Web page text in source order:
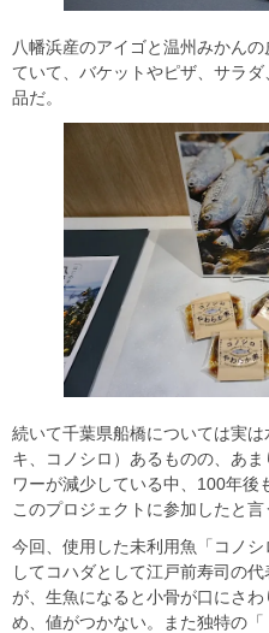
八幡浜産のアイゴと温州みかん
ていて、バケットやピザ、サラ
品だ。
続いて千葉県船橋については実
キ、コノシロ）あるものの、あ
ワーが減少している中、100年後
このプロジェクトに参加したと言
今回、使用した未利用魚「コノ
してコハダとして江戸前寿司の
が、生魚になると小骨が口にさ
め、値がつかない。また独特の